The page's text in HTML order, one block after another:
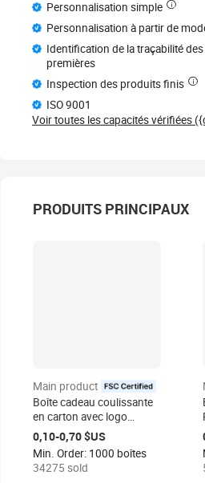
Personnalisation simple
Personnalisation à partir de
Identification de la traçabilité
premières
Inspection des produits finis
ISO 9001
Voir toutes les capacités vérifiées
PRODUITS PRINCIPAUX
Main product
certified
Boîte cadeau coulissante
en carton avec logo
personnalisé, plateau
intérieur pliable, emballage
en papier pour
cosmétiques
0,10-0,70 $US
Min. Order: 1000 boîtes
34275 sold